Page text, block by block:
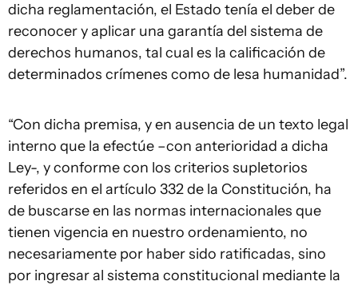
dicha reglamentación, el Estado tenía el deber de
reconocer y aplicar una garantía del sistema de
derechos humanos, tal cual es la calificación de
determinados crímenes como de lesa humanidad”.
“Con dicha premisa, y en ausencia de un texto legal
interno que la efectúe –con anterioridad a dicha
Ley-, y conforme con los criterios supletorios
referidos en el artículo 332 de la Constitución, ha
de buscarse en las normas internacionales que
tienen vigencia en nuestro ordenamiento, no
necesariamente por haber sido ratificadas, sino
por ingresar al sistema constitucional mediante la